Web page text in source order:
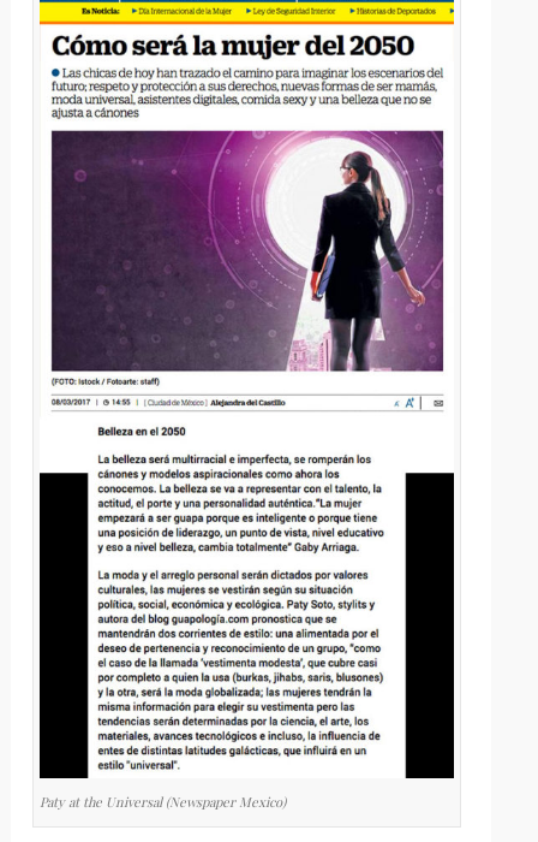
Paty at the Universal (Newspaper Mexico)